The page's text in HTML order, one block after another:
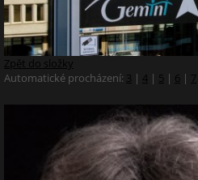
Zpět do složky
Automatické procházení: 3 | 4 | 5 | 6 | 7